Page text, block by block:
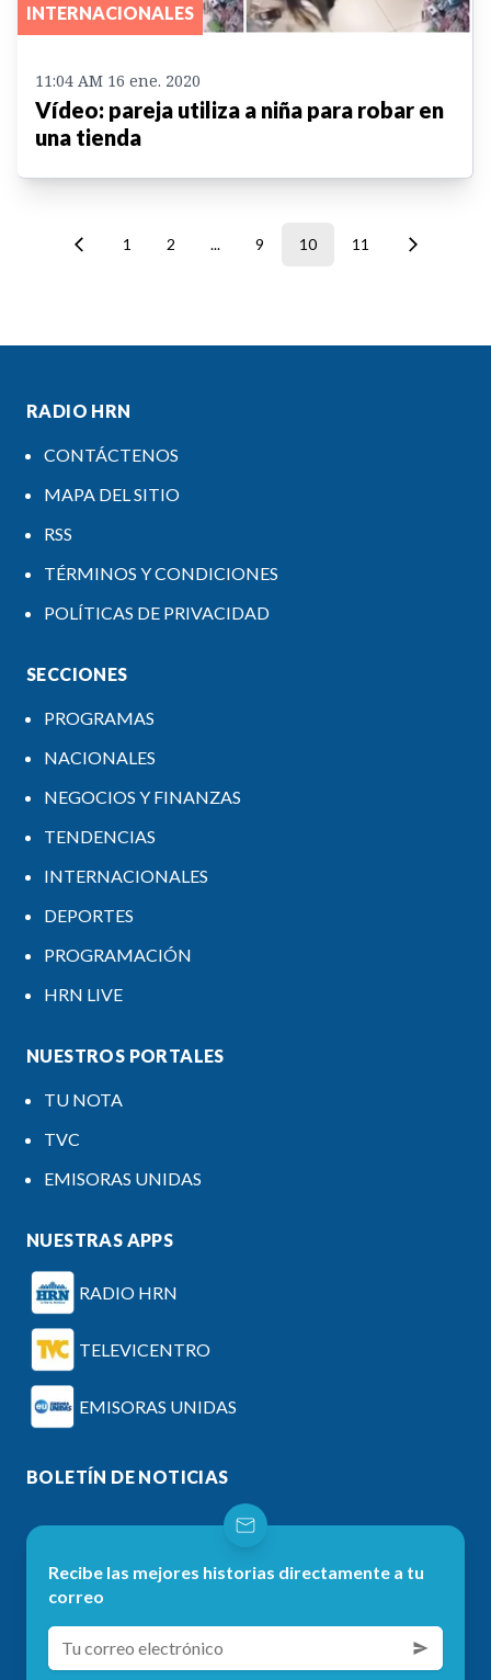
INTERNACIONALES
11:04 AM 16 ene. 2020
Vídeo: pareja utiliza a niña para robar en
una tienda
1 2 ... 9 10 11
RADIO HRN
CONTÁCTENOS
MAPA DEL SITIO
RSS
TÉRMINOS Y CONDICIONES
POLÍTICAS DE PRIVACIDAD
SECCIONES
PROGRAMAS
NACIONALES
NEGOCIOS Y FINANZAS
TENDENCIAS
INTERNACIONALES
DEPORTES
PROGRAMACIÓN
HRN LIVE
NUESTROS PORTALES
TU NOTA
TVC
EMISORAS UNIDAS
NUESTRAS APPS
RADIO HRN
TELEVICENTRO
EMISORAS UNIDAS
BOLETÍN DE NOTICIAS
Recibe las mejores historias directamente a tu
correo